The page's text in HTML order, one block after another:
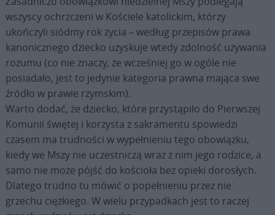
wszyscy ochrzczeni w Kościele katolickim, którzy
ukończyli siódmy rok życia – według przepisów prawa
kanonicznego dziecko uzyskuje wtedy zdolność używania
rozumu (co nie znaczy, że wcześniej go w ogóle nie
posiadało, jest to jedynie kategoria prawna mająca swe
źródło w prawie rzymskim).
Warto dodać, że dziecko, które przystąpiło do Pierwszej
Komunii świętej i korzysta z sakramentu spowiedzi
czasem ma trudności w wypełnieniu tego obowiązku,
kiedy we Mszy nie uczestniczą wraz z nim jego rodzice, a
samo nie może pójść do kościoła bez opieki dorosłych.
Dlatego trudno tu mówić o popełnieniu przez nie
grzechu ciężkiego. W wielu przypadkach jest to raczej